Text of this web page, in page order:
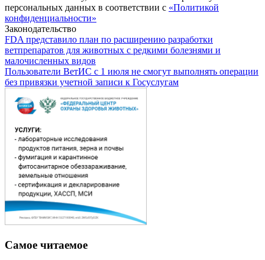
персональных данных в соответствии с «Политикой
конфиденциальности»
Законодательство
FDA представило план по расширению разработки
ветпрепаратов для животных с редкими болезнями и
малочисленных видов
Пользователи ВетИС с 1 июля не смогут выполнять операции
без привязки учетной записи к Госуслугам
Самое читаемое